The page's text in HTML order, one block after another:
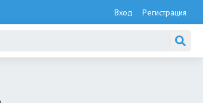
Вход Регистрация